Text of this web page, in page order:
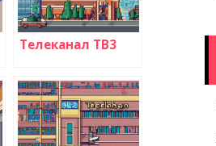
Телеканал ТВ3